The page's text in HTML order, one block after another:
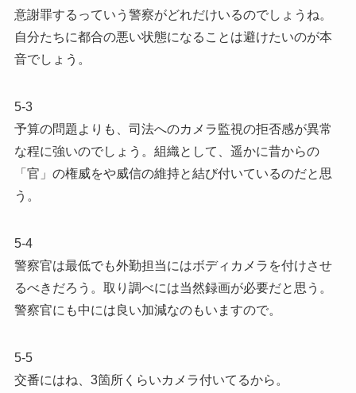
意謝罪するっていう警察がどれだけいるのでしょうね。
自分たちに都合の悪い状態になることは避けたいのが本
音でしょう。
5-3
予算の問題よりも、司法へのカメラ監視の拒否感が異常
な程に強いのでしょう。組織として、遥かに昔からの
「官」の権威をや威信の維持と結び付いているのだと思
う。
5-4
警察官は最低でも外勤担当にはボディカメラを付けさせ
るべきだろう。取り調べには当然録画が必要だと思う。
警察官にも中には良い加減なのもいますので。
5-5
交番にはね、3箇所くらいカメラ付いてるから。